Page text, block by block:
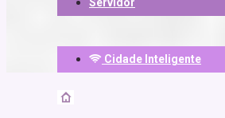
Servidor
Cidade Inteligente